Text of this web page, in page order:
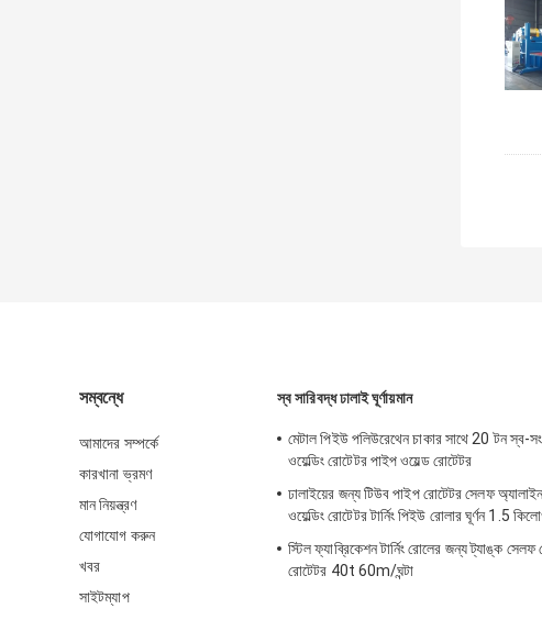
সম্বন্ধে
আমাদের সম্পর্কে
কারখানা ভ্রমণ
মান নিয়ন্ত্রণ
যোগাযোগ করুন
খবর
সাইটম্যাপ
স্ব সারিবদ্ধ ঢালাই ঘূর্ণায়মান
মেটাল পিইউ পলিউরেথেন চাকার সাথে 20 টন স্ব-
ওয়েল্ডিং রোটেটর পাইপ ওয়েল্ড রোটেটর
ঢালাইয়ের জন্য টিউব পাইপ রোটেটর সেলফ
ওয়েল্ডিং রোটেটর টার্নিং পিইউ রোলার ঘূর্ণন 1.5
স্টিল ফ্যাব্রিকেশন টার্নিং রোলের জন্য ট্যাঙ্ক সেলফ
রোটেটর 40t 60m/ঘন্টা